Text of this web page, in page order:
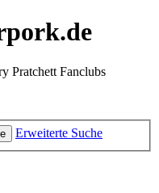
Pratchett Fanclubs
Erweiterte Suche